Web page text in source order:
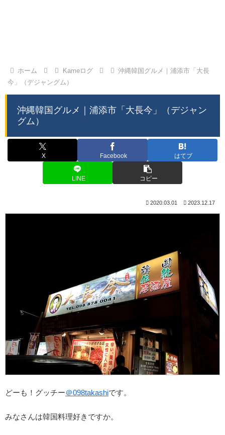
ホーム Kameログ
沖縄韓国グルメ｜浦添市「大長
今」（デジャングム）
沖縄韓国グルメ｜浦添市「大長今」（デジャン
グム）
X Facebook はてブ
LINE コピー
2020.03.01 2023.12.17
どーも！グッチー＠098takashiです。
みなさんは韓国料理好きですか。